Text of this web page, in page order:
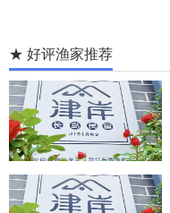
★ 好评渔家推荐